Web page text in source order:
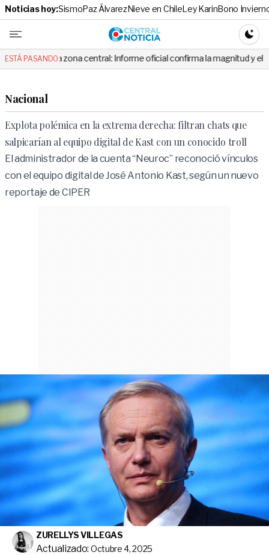
Noticias hoy:SismoPaz ÁlvarezNieve en ChileLey KarinBono
Central
ESTÁ PASANDO:
zona central: Informe oficial confirma la magnitud y el origen del
Nacional
Explota polémica en la extrema derecha: filtran chats que
salpicarían al equipo digital de Kast con un conocido troll
El administrador de la cuenta “Neuroc” reconoció vínculos
con el equipo digital de José Antonio Kast, según un nuevo
reportaje de CIPER
ZURELLYS VILLEGAS
Actualizado: Octubre 4, 2025